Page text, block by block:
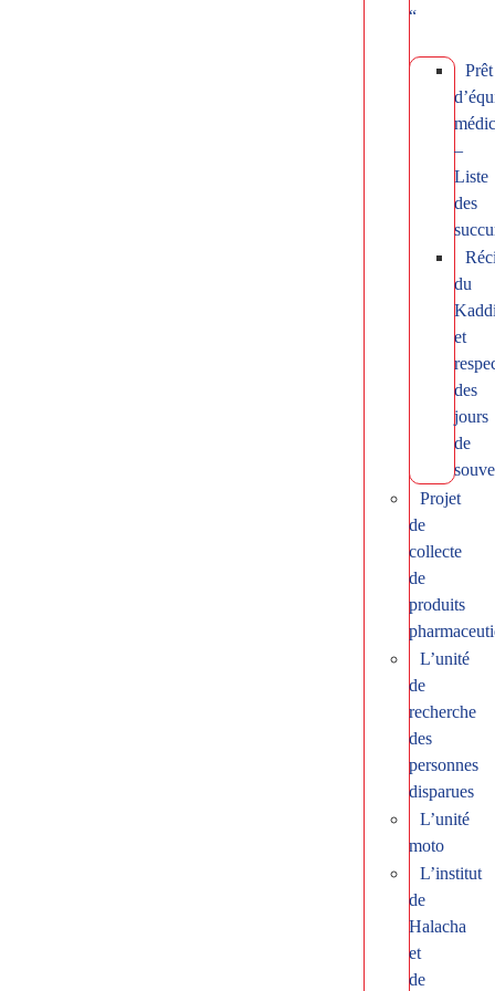
“
Prêt
–
Liste
des
du
et
des
jours
de
Projet
de
collecte
de
produits
L’unité
de
recherche
des
personnes
disparues
L’unité
moto
L’institut
de
Halacha
et
de